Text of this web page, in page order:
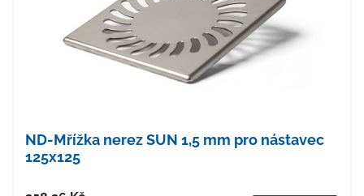
ND-Mřížka nerez SUN 1,5 mm pro nástavec
125x125